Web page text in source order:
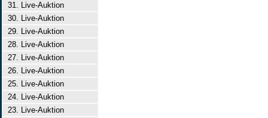
31. Live-Auktion
30. Live-Auktion
29. Live-Auktion
28. Live-Auktion
27. Live-Auktion
26. Live-Auktion
25. Live-Auktion
24. Live-Auktion
23. Live-Auktion